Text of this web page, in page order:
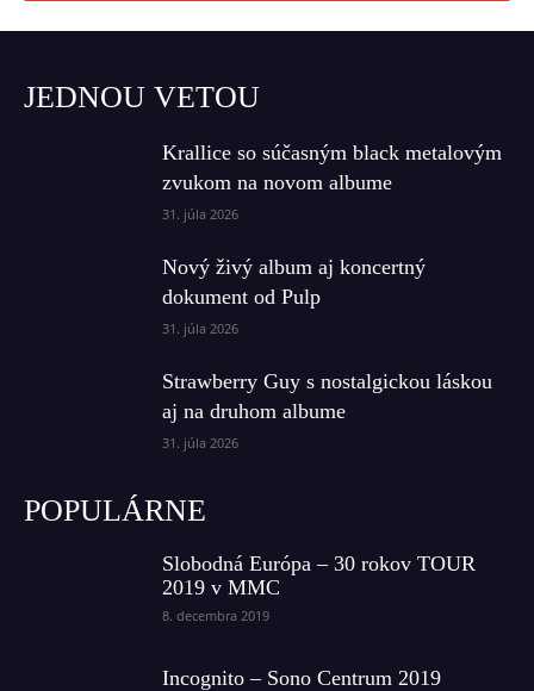
JEDNOU VETOU
Krallice so súčasným black metalovým
zvukom na novom albume
31. júla 2026
Nový živý album aj koncertný
dokument od Pulp
31. júla 2026
Strawberry Guy s nostalgickou láskou
aj na druhom albume
31. júla 2026
POPULÁRNE
Slobodná Európa – 30 rokov TOUR
2019 v MMC
8. decembra 2019
Incognito – Sono Centrum 2019